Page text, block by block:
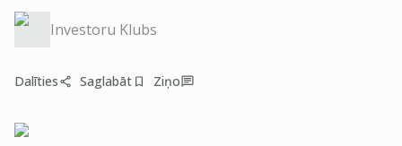
Investoru Klubs
Dalīties Saglabāt Ziņo